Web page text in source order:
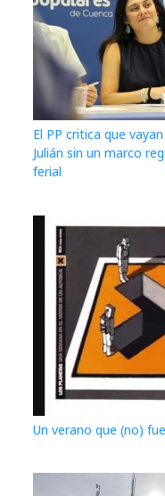
El PP critica que
Julián sin un marco
ferial
Un verano que (no)